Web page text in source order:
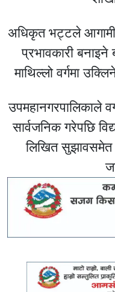
अधिकृत भट्टले
प्रभावकारी बनाइने
माथिल्लो वर्गमा
उपमहानगरपालिकाले
सार्वजनिक गरेपछि
लिखित सुझावसमेत